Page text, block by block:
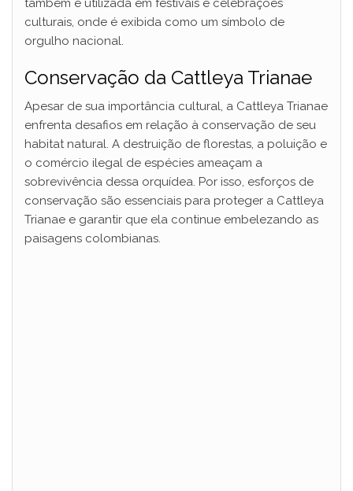
também é utilizada em festivais e celebrações
culturais, onde é exibida como um símbolo de
orgulho nacional.
Conservação da Cattleya Trianae
Apesar de sua importância cultural, a Cattleya Trianae
enfrenta desafios em relação à conservação de seu
habitat natural. A destruição de florestas, a poluição e
o comércio ilegal de espécies ameaçam a
sobrevivência dessa orquídea. Por isso, esforços de
conservação são essenciais para proteger a Cattleya
Trianae e garantir que ela continue embelezando as
paisagens colombianas.